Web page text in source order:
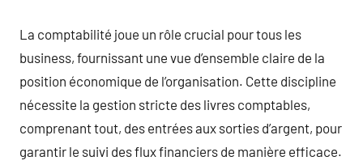
La comptabilité joue un rôle crucial pour tous les
business, fournissant une vue d’ensemble claire de la
position économique de l’organisation. Cette discipline
nécessite la gestion stricte des livres comptables,
comprenant tout, des entrées aux sorties d’argent, pour
garantir le suivi des flux financiers de manière efficace.